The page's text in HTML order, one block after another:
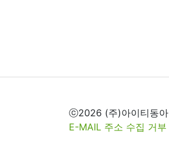
ⓒ2026 (주)아이티동아
E-MAIL 주소 수집 거부